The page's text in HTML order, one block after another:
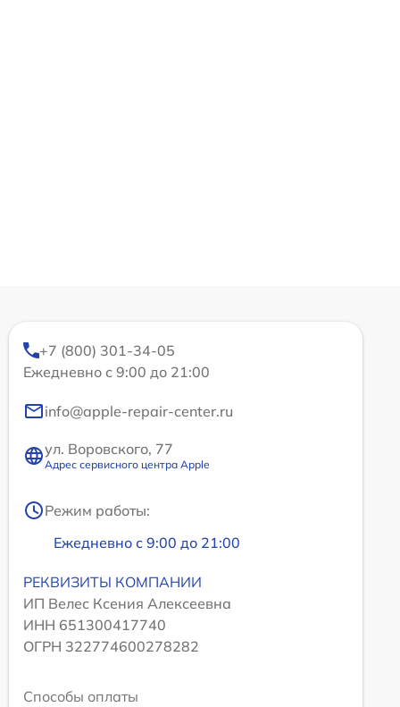
+7 (800) 301-34-05
Ежедневно с 9:00 до 21:00
info@apple-repair-center.ru
ул. Воровского, 77
Адрес сервисного центра Apple
Режим работы:
Ежедневно с 9:00 до 21:00
РЕКВИЗИТЫ КОМПАНИИ
ИП Велес Ксения Алексеевна
ИНН 651300417740
ОГРН 322774600278282
Способы оплаты